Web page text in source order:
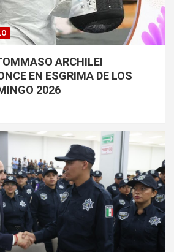
ARCHILEI
EN ESGRIMA DE LOS
2026